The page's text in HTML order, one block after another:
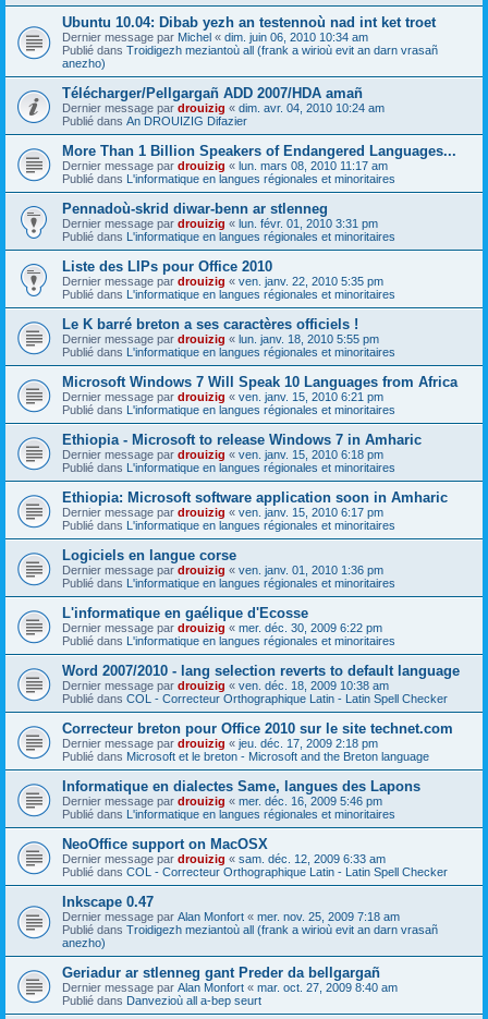
Ubuntu 10.04: Dibab yezh an testennoù nad int ket troet
Dernier message par Michel « dim. juin 06, 2010 10:34 am
Publié dans Troidigezh meziantoù all (frank a wirioù evit an darn vrasañ
anezho)
Télécharger/Pellgargañ ADD 2007/HDA amañ
Dernier message par drouizig « dim. avr. 04, 2010 10:24 am
Publié dans An DROUIZIG Difazier
More Than 1 Billion Speakers of Endangered Languages...
Dernier message par drouizig « lun. mars 08, 2010 11:17 am
Publié dans L'informatique en langues régionales et minoritaires
Pennadoù-skrid diwar-benn ar stlenneg
Dernier message par drouizig « lun. févr. 01, 2010 3:31 pm
Publié dans L'informatique en langues régionales et minoritaires
Liste des LIPs pour Office 2010
Dernier message par drouizig « ven. janv. 22, 2010 5:35 pm
Publié dans L'informatique en langues régionales et minoritaires
Le K barré breton a ses caractères officiels !
Dernier message par drouizig « lun. janv. 18, 2010 5:55 pm
Publié dans L'informatique en langues régionales et minoritaires
Microsoft Windows 7 Will Speak 10 Languages from Africa
Dernier message par drouizig « ven. janv. 15, 2010 6:21 pm
Publié dans L'informatique en langues régionales et minoritaires
Ethiopia - Microsoft to release Windows 7 in Amharic
Dernier message par drouizig « ven. janv. 15, 2010 6:18 pm
Publié dans L'informatique en langues régionales et minoritaires
Ethiopia: Microsoft software application soon in Amharic
Dernier message par drouizig « ven. janv. 15, 2010 6:17 pm
Publié dans L'informatique en langues régionales et minoritaires
Logiciels en langue corse
Dernier message par drouizig « ven. janv. 01, 2010 1:36 pm
Publié dans L'informatique en langues régionales et minoritaires
L'informatique en gaélique d'Ecosse
Dernier message par drouizig « mer. déc. 30, 2009 6:22 pm
Publié dans L'informatique en langues régionales et minoritaires
Word 2007/2010 - lang selection reverts to default language
Dernier message par drouizig « ven. déc. 18, 2009 10:38 am
Publié dans COL - Correcteur Orthographique Latin - Latin Spell Checker
Correcteur breton pour Office 2010 sur le site technet.com
Dernier message par drouizig « jeu. déc. 17, 2009 2:18 pm
Publié dans Microsoft et le breton - Microsoft and the Breton language
Informatique en dialectes Same, langues des Lapons
Dernier message par drouizig « mer. déc. 16, 2009 5:46 pm
Publié dans L'informatique en langues régionales et minoritaires
NeoOffice support on MacOSX
Dernier message par drouizig « sam. déc. 12, 2009 6:33 am
Publié dans COL - Correcteur Orthographique Latin - Latin Spell Checker
Inkscape 0.47
Dernier message par Alan Monfort « mer. nov. 25, 2009 7:18 am
Publié dans Troidigezh meziantoù all (frank a wirioù evit an darn vrasañ
anezho)
Geriadur ar stlenneg gant Preder da bellgargañ
Dernier message par Alan Monfort « mar. oct. 27, 2009 8:40 am
Publié dans Danvezioù all a-bep seurt